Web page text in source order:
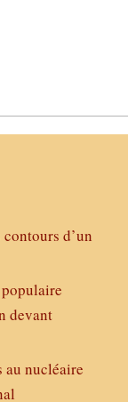
d’un
devant
au nucléaire